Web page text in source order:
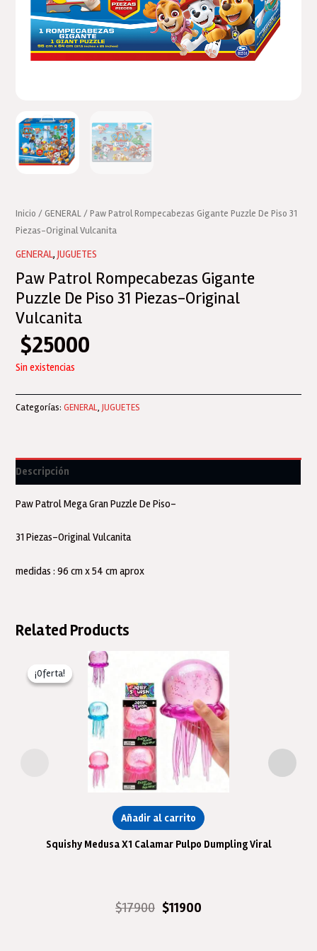
Inicio /GENERAL/ Paw Patrol Rompecabezas Gigante Puzzle De Piso 31
Piezas-Original Vulcanita
GENERAL,JUGUETES
Paw Patrol Rompecabezas Gigante
Puzzle De Piso 31 Piezas-Original
Vulcanita
$25000
Sin existencias
Categorías:GENERAL,JUGUETES
Descripción
Paw Patrol Mega Gran Puzzle De Piso-
31 Piezas-Original Vulcanita
medidas : 96 cm x 54 cm aprox
Related Products
¡Oferta!
¡Oferta!
Añadir al carrito
Squishy Medusa X1 Calamar Pulpo Dumpling Viral
$17900
El
precio
$11900